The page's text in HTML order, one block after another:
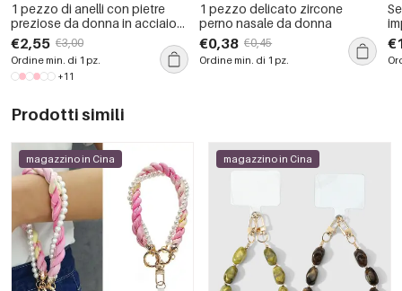
1 pezzo di anelli con pietre
preziose da donna in acciaio
inossidabile di forma irregolare,
impermeabili, color oro
€2,55 €3,00
Ordine min. di 1 pz.
+11
1 pezzo delicato zircone
perno nasale da donna
€0,38 €0,45
Ordine min. di 1 pz.
Prodotti simili
magazzino in Cina magazzino in Cina